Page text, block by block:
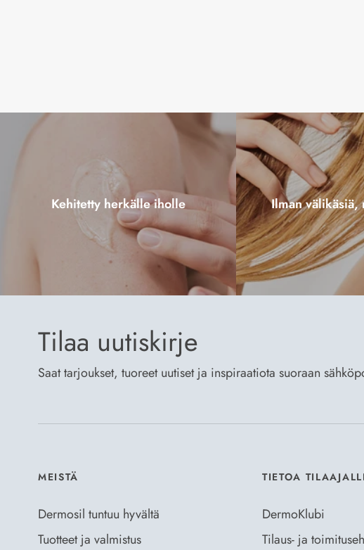
Kehitetty herkälle iholle Ilman
Tilaa uutiskirje
Saat tarjoukset, tuoreet uutiset ja inspiraatiota suoraan
MEISTÄ
Dermosil tuntuu hyvältä
Tuotteet ja valmistus
TIETOA
DermoKlubi
Tilaus- ja